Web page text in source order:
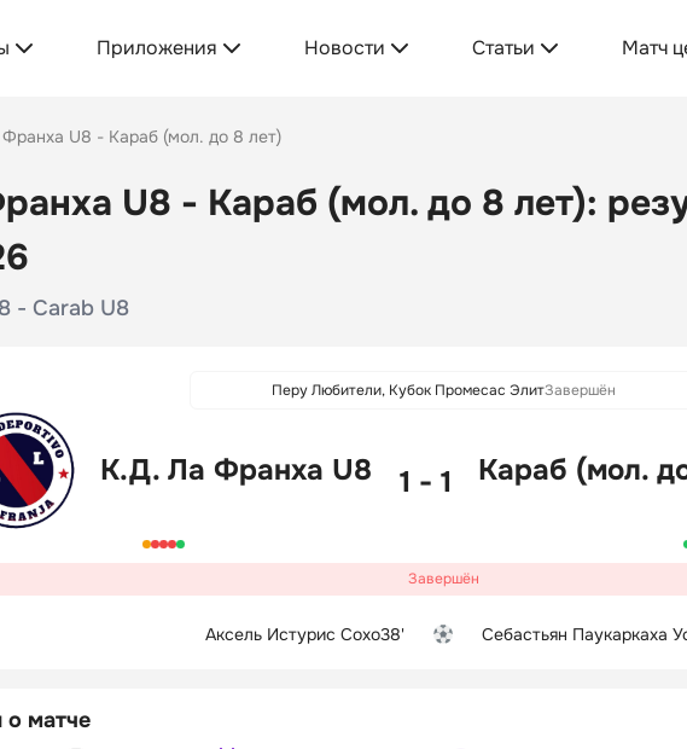
Приложения Новости Статьи Матч
U8 - Караб (мол. до 8 лет)
U8 - Караб (мол. до 8 лет):
- Carab U8
Перу Любители, Кубок Промесас ЭлитЗавершён
К.Д. Ла Франха U8 1 - 1 Караб (мол.
Завершён
Аксель Истурис Сохо38' Себастьян Паукаркаха
матче